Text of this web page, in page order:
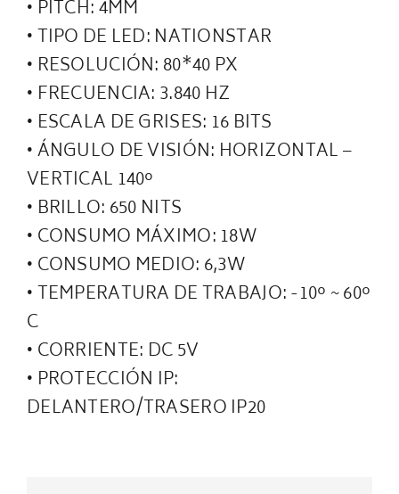
• PITCH: 4MM
• TIPO DE LED: NATIONSTAR
• RESOLUCIÓN: 80*40 PX
• FRECUENCIA: 3.840 HZ
• ESCALA DE GRISES: 16 BITS
• ÁNGULO DE VISIÓN: HORIZONTAL –
VERTICAL 140º
• BRILLO: 650 NITS
• CONSUMO MÁXIMO: 18W
• CONSUMO MEDIO: 6,3W
• TEMPERATURA DE TRABAJO: -10º ~ 60º
C
• CORRIENTE: DC 5V
• PROTECCIÓN IP:
DELANTERO/TRASERO IP20